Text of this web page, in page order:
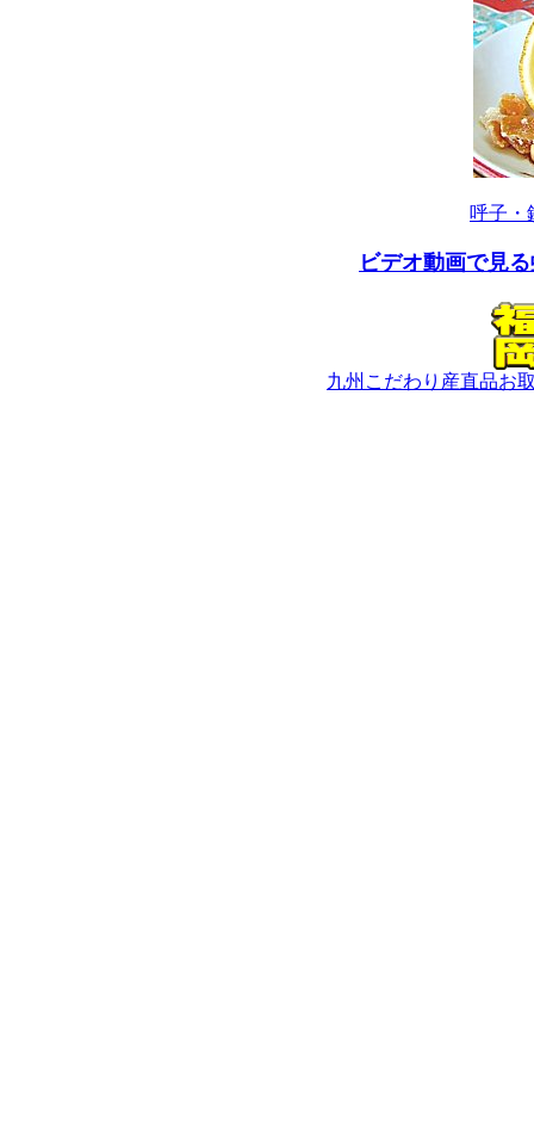
呼子・
ビデオ動画で見
九州こだわり産直品お